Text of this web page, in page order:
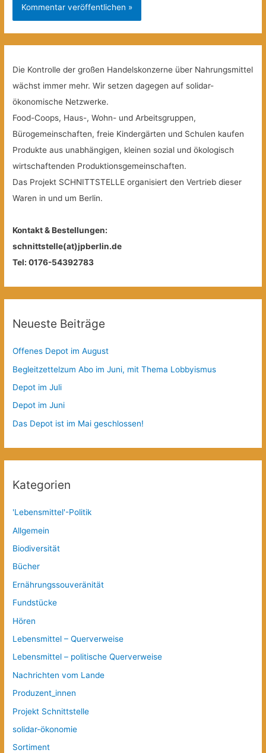
Die Kontrolle der großen Handelskonzerne über Nahrungsmittel
wächst immer mehr. Wir setzen dagegen auf solidar-
ökonomische Netzwerke.
Food-Coops, Haus-, Wohn- und Arbeitsgruppen,
Bürogemeinschaften, freie Kindergärten und Schulen kaufen
Produkte aus unabhängigen, kleinen sozial und ökologisch
wirtschaftenden Produktionsgemeinschaften.
Das Projekt SCHNITTSTELLE organisiert den Vertrieb dieser
Waren in und um Berlin.
Kontakt & Bestellungen:
schnittstelle(at)jpberlin.de
Tel: 0176-54392783
Neueste Beiträge
Offenes Depot im August
Begleitzettelzum Abo im Juni, mit Thema Lobbyismus
Depot im Juli
Depot im Juni
Das Depot ist im Mai geschlossen!
Kategorien
'Lebensmittel'-Politik
Allgemein
Biodiversität
Bücher
Ernährungssouveränität
Fundstücke
Hören
Lebensmittel – Querverweise
Lebensmittel – politische Querverweise
Nachrichten vom Lande
Produzent_innen
Projekt Schnittstelle
solidar-ökonomie
Sortiment